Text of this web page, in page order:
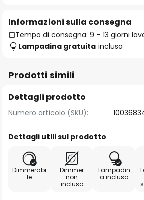
Informazioni sulla consegna
Tempo di consegna: 9 - 13 giorni
Lampadina gratuita inclusa
Prodotti simili
Dettagli prodotto
Numero articolo (SKU):
Dettagli utili sul prodotto
Dimmerabi
le
Dimmer
non
incluso
Lampadin
a inclusa